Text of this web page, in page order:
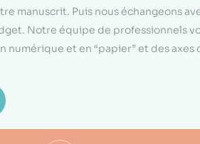
manuscrit. Puis nous échangeons
Notre équipe de professionnels
et en “papier” et des axes